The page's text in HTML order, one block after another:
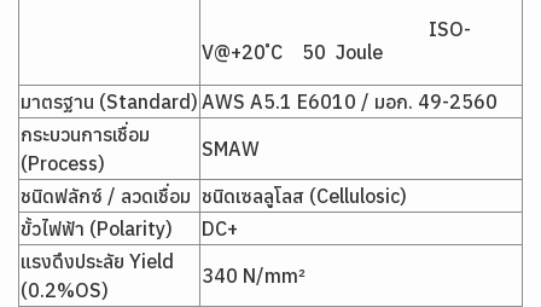
ISO-
V@+20 ํC 50 Joule
มาตรฐาน (Standard) AWS A5.1 E6010 / มอก. 49-2560
กระบวนการเชื่อม
(Process)
SMAW
ชนิดฟลักซ์ / ลวดเชื่อม ชนิดเซลลูโลส (Cellulosic)
ขั้วไฟฟ้า (Polarity)
DC+
แรงดึงประลัย Yield
(0.2%OS)
340 N/mm²